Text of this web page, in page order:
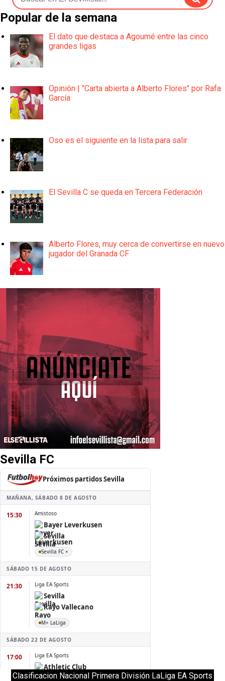
Popular de la semana
El dato que destaca a Agoumé entre las cinco
grandes ligas
Opinión | "Carta abierta a Alberto Flores" por Rafa
García
Oso es el siguiente en la lista para salir
El Sevilla C se queda en Tercera Federación
Alberto Flores, muy cerca de convertirse en nuevo
jugador del Granada CF
Sevilla FC
Clasificacion Nacional Primera División LaLiga EA Sports